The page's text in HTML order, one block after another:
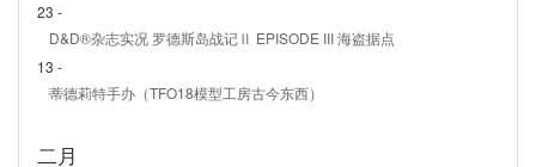
23 -
D&D®杂志实况 罗德斯岛战记Ⅱ EPISODE III 海盗据点
13 -
蒂德莉特手办（TFO18模型工房古今东西）
二月